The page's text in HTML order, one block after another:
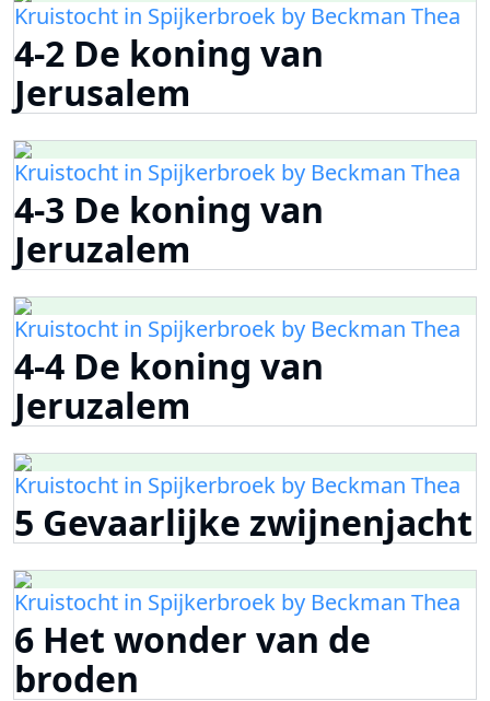
Kruistocht in Spijkerbroek by Beckman Thea
4-2 De koning van
Jerusalem
Kruistocht in Spijkerbroek by Beckman Thea
4-3 De koning van
Jeruzalem
Kruistocht in Spijkerbroek by Beckman Thea
4-4 De koning van
Jeruzalem
Kruistocht in Spijkerbroek by Beckman Thea
5 Gevaarlijke zwijnenjacht
Kruistocht in Spijkerbroek by Beckman Thea
6 Het wonder van de
broden